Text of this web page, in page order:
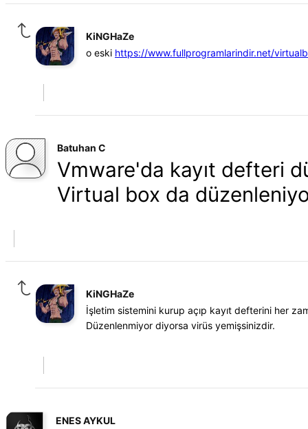
KiNGHaZe
o eski https://www.fullprogramlarindir.net/
Batuhan C
Vmware'da kayıt defteri
Virtual box da
KiNGHaZe
İşletim sistemini kurup açıp kayıt defterini her
Düzenlenmiyor diyorsa virüs yemişsinizdir.
ENES AYKUL